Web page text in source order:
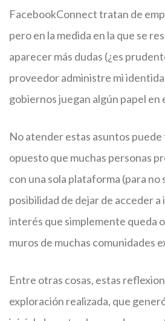
FacebookConnect tratan de
pero en la medida en la que se
aparecer más dudas (¿es
proveedor administre mi
gobiernos juegan algún papel en
No atender estas asuntos
opuesto que muchas personas
con una sola plataforma (para no
posibilidad de dejar de acceder
interés que simplemente queda
muros de muchas comunidades
Entre otras cosas, estas
exploración realizada, que